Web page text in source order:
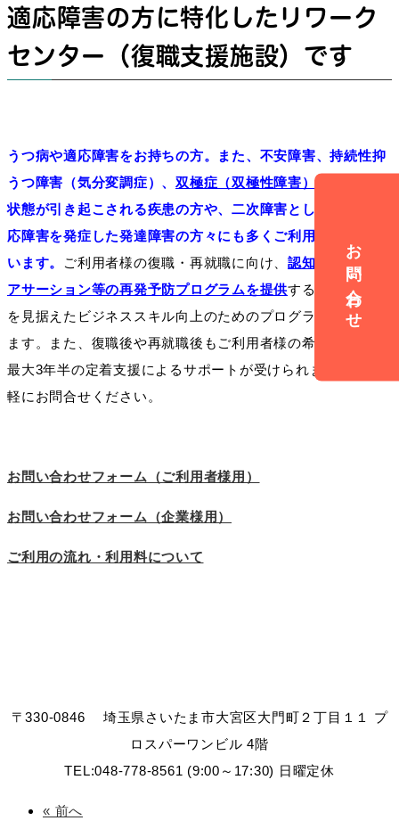
適応障害の方に特化したリワーク
センター（復職支援施設）です
うつ病や適応障害をお持ちの方。また、不安障害、持続性抑
うつ障害（気分変調症）、 双極症（双極性障害）
状態が引き起こされる疾患の方や、二次障害としてうつや適
応障害を発症した発達障害の方々にも多くご利用いただいて
います。
ご利用者様の復職・再就職に向け、 認知行動療法や
アサーション等の再発予防プログラムを提供する他、復職後
を見据えたビジネススキル向上のためのプログラムを提供し
ます。また、復職後や再就職後もご利用者様の希望に応じて
最大3年半の定着支援によるサポートが受けられます。お気
軽にお問合せください。
お問い合わせフォーム（ご利用者様用）
お問い合わせフォーム（企業様用）
ご利用の流れ・利用料について
〒330-0846 埼玉県さいたま市大宮区大門町２丁目１１ プ
ロスパーワンビル 4階
TEL:048-778-8561 (9:00～17:30) 日曜定休
« 前へ
お問い合わせ